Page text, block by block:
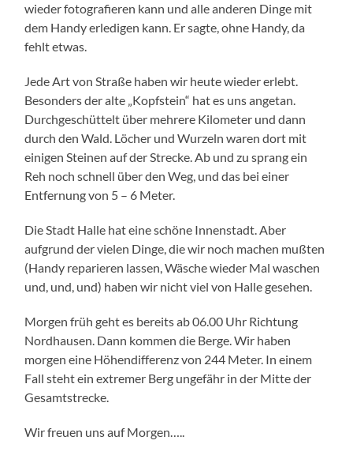
wieder fotografieren kann und alle anderen Dinge mit
dem Handy erledigen kann. Er sagte, ohne Handy, da
fehlt etwas.
Jede Art von Straße haben wir heute wieder erlebt.
Besonders der alte „Kopfstein“ hat es uns angetan.
Durchgeschüttelt über mehrere Kilometer und dann
durch den Wald. Löcher und Wurzeln waren dort mit
einigen Steinen auf der Strecke. Ab und zu sprang ein
Reh noch schnell über den Weg, und das bei einer
Entfernung von 5 – 6 Meter.
Die Stadt Halle hat eine schöne Innenstadt. Aber
aufgrund der vielen Dinge, die wir noch machen mußten
(Handy reparieren lassen, Wäsche wieder Mal waschen
und, und, und) haben wir nicht viel von Halle gesehen.
Morgen früh geht es bereits ab 06.00 Uhr Richtung
Nordhausen. Dann kommen die Berge. Wir haben
morgen eine Höhendifferenz von 244 Meter. In einem
Fall steht ein extremer Berg ungefähr in der Mitte der
Gesamtstrecke.
Wir freuen uns auf Morgen…..